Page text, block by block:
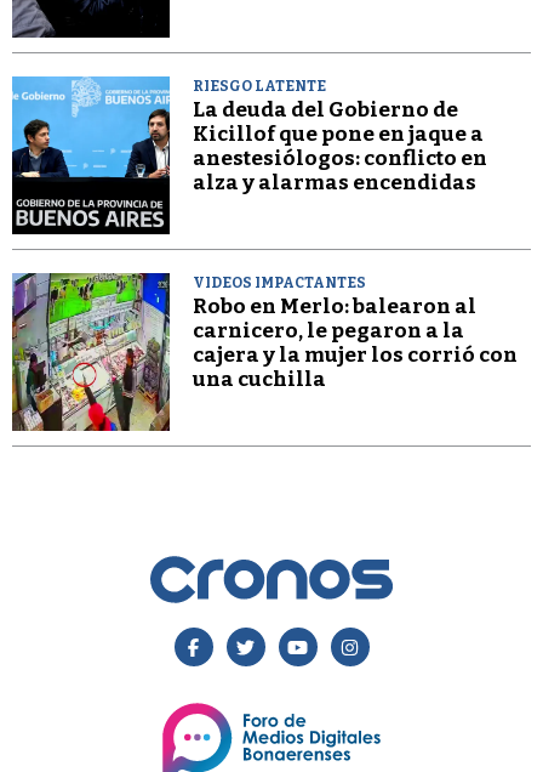
RIESGO LATENTE
La deuda del Gobierno de
Kicillof que pone en jaque a
anestesiólogos: conflicto en
alza y alarmas encendidas
VIDEOS IMPACTANTES
Robo en Merlo: balearon al
carnicero, le pegaron a la
cajera y la mujer los corrió con
una cuchilla